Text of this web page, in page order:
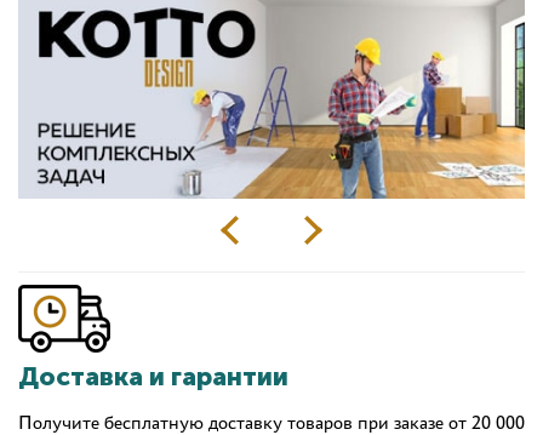
Доставка и гарантии
Получите бесплатную доставку товаров при заказе от 20 000